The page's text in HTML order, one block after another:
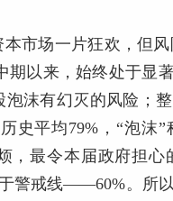
本市场一片狂欢，但
以来，始终处于显
沫有幻灭的风险；
史平均79%，“泡沫
，最令本届政府担
警戒线——60%。所